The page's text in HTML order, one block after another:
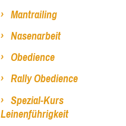
Mantrailing
Nasenarbeit
Obedience
Rally Obedience
Spezial-Kurs
Leinenführigkeit